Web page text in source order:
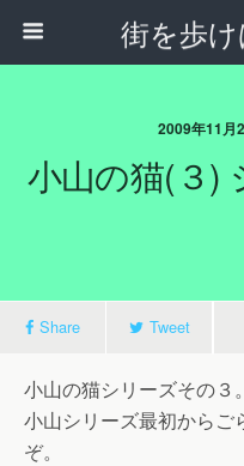
街を歩
2009年11月
小山の猫(３)
Share Tweet
小山の猫シリーズその３。
小山シリーズ最初からご
ぞ。